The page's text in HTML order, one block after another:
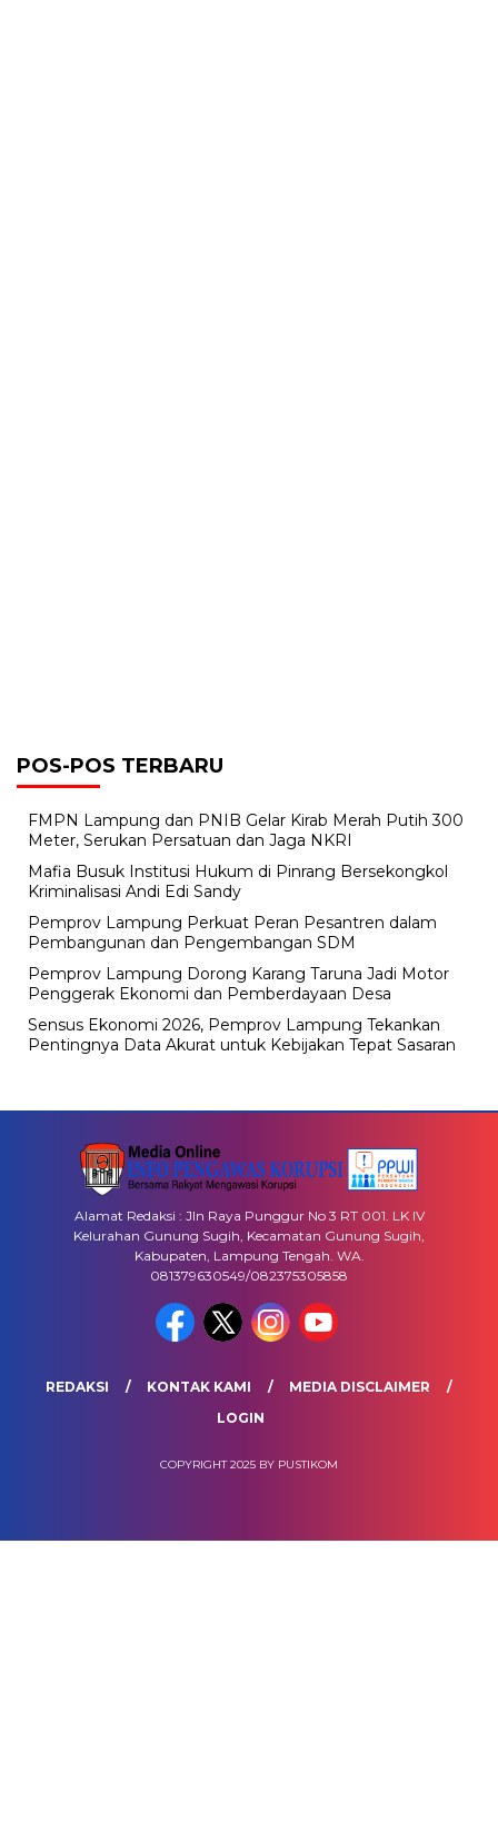
POS-POS TERBARU
FMPN Lampung dan PNIB Gelar Kirab Merah Putih 300
Meter, Serukan Persatuan dan Jaga NKRI
Mafia Busuk Institusi Hukum di Pinrang Bersekongkol
Kriminalisasi Andi Edi Sandy
Pemprov Lampung Perkuat Peran Pesantren dalam
Pembangunan dan Pengembangan SDM
Pemprov Lampung Dorong Karang Taruna Jadi Motor
Penggerak Ekonomi dan Pemberdayaan Desa
Sensus Ekonomi 2026, Pemprov Lampung Tekankan
Pentingnya Data Akurat untuk Kebijakan Tepat Sasaran
Alamat Redaksi : Jln Raya Punggur No 3 RT 001. LK IV
Kelurahan Gunung Sugih, Kecamatan Gunung Sugih,
Kabupaten, Lampung Tengah. WA.
081379630549/082375305858
REDAKSI KONTAK KAMI
MEDIA DISCLAIMER
LOGIN
COPYRIGHT 2025 BY PUSTIKOM